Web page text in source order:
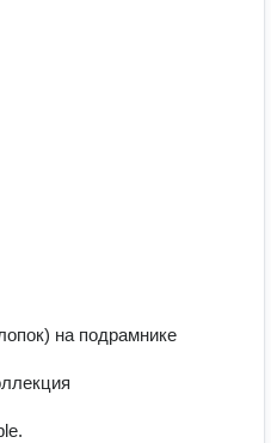
на подрамнике